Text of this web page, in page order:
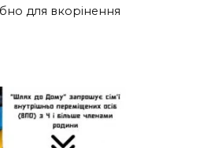
для вкорінення